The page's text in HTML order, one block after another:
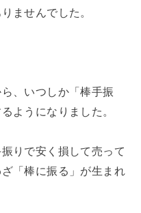
ませんでした。
、いつしか「棒手振
ようになりました。
りで安く損して売って
「棒に振る」が生まれ